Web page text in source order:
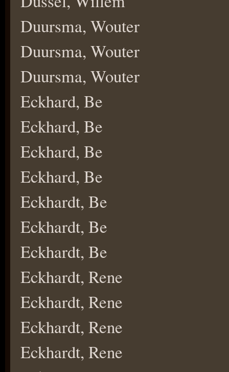
Duursma, Wouter
Duursma, Wouter
Duursma, Wouter
Eckhard, Be
Eckhard, Be
Eckhard, Be
Eckhard, Be
Eckhardt, Be
Eckhardt, Be
Eckhardt, Be
Eckhardt, Rene
Eckhardt, Rene
Eckhardt, Rene
Eckhardt, Rene